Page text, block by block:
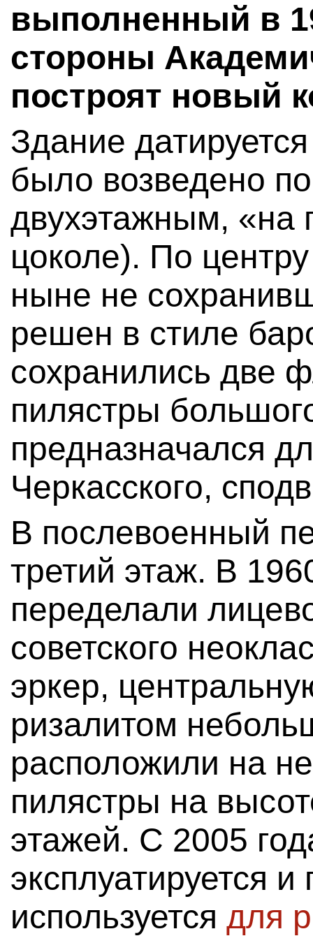
выполненный в
стороны
построят новый
Здание
было возведено
двухэтажным, «на
цоколе). По
ныне не
решен в стиле
сохранились две
пилястры
предназначался
Черкасского,
В послевоенный
третий этаж. В
переделали
советского
эркер,
ризалитом
расположили на
пилястры на
этажей. С 2005
эксплуатируется и
используется для